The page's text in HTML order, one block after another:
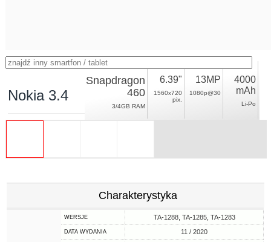
Nokia 3.4
Snapdragon
460
3/4GB RAM
6.39"
1560x720
pix.
13MP
1080p@30
4000
mAh
Li-Po
Charakterystyka
WERSJE TA-1288, TA-1285, TA-1283
DATA WYDANIA 11 / 2020